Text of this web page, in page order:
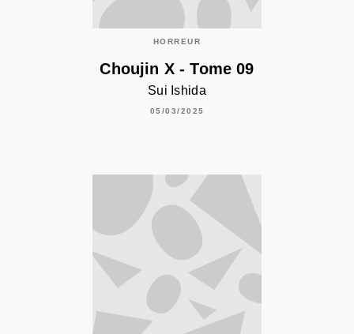
HORREUR
Choujin X - Tome 09
Sui Ishida
05/03/2025